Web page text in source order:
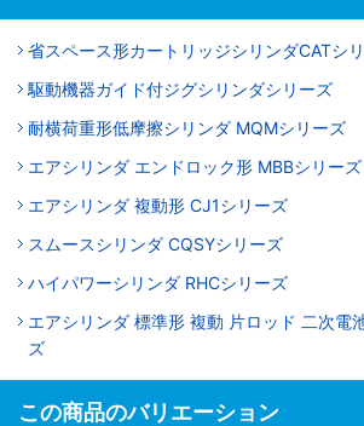
省スペース形カートリッジシリンダCATシ
駆動機器ガイド付ジグシリンダシリーズ
耐横荷重形低摩擦シリンダ MQMシリーズ
エアシリンダ エンドロック形 MBBシリーズ
エアシリンダ 複動形 CJ1シリーズ
スムースシリンダ CQSYシリーズ
ハイパワーシリンダ RHCシリーズ
エアシリンダ 標準形 複動 片ロッド 二次電
ズ
この商品のバリエーション